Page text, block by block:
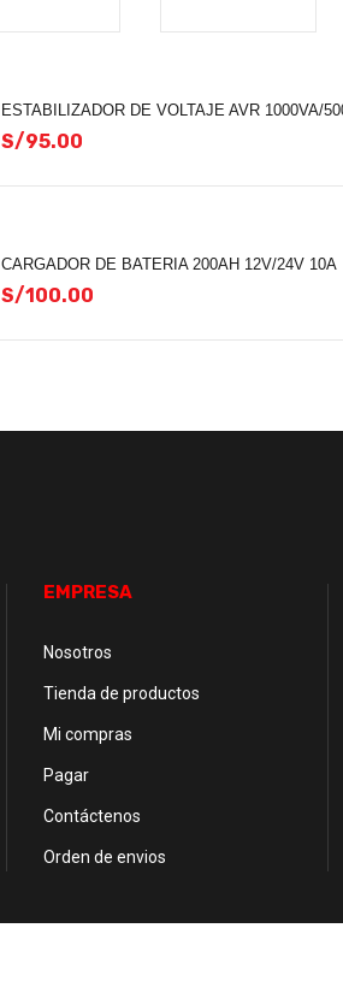
ESTABILIZADOR DE VOLTAJE AVR 1000VA/
S/95.00
CARGADOR DE BATERIA 200AH 12V/24V 10A
S/100.00
EMPRESA
Nosotros
Tienda de productos
Mi compras
Pagar
Contáctenos
Orden de envios